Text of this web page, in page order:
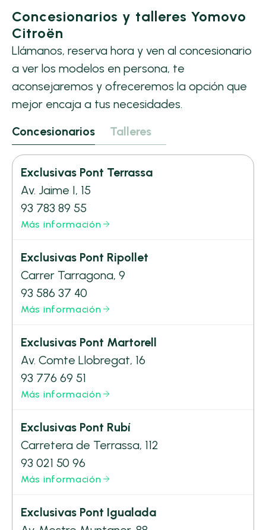
Concesionarios y talleres Yomovo
Citroën
Llámanos, reserva hora y ven al concesionario
a ver los modelos en persona, te
aconsejaremos y ofreceremos la opción que
mejor encaja a tus necesidades.
Concesionarios
Talleres
Exclusivas Pont Terrassa
Av. Jaime I, 15
93 783 89 55
Más información
Exclusivas Pont Ripollet
Carrer Tarragona, 9
93 586 37 40
Más información
Exclusivas Pont Martorell
Av. Comte Llobregat, 16
93 776 69 51
Más información
Exclusivas Pont Rubí
Carretera de Terrassa, 112
93 021 50 96
Más información
Exclusivas Pont Igualada